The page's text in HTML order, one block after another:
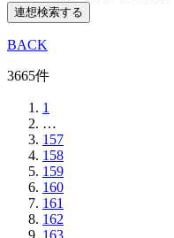
連想検索する
BACK
3665件
1
…
157
158
159
160
161
162
163